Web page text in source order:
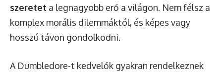
szeretet a legnagyobb erő a világon. Nem félsz a
komplex morális dilemmáktól, és képes vagy
hosszú távon gondolkodni.
A Dumbledore-t kedvelők gyakran rendelkeznek